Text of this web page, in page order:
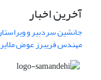
آخرین اخبار
جانشین سردبیر و
مهندس فریبرز عوض